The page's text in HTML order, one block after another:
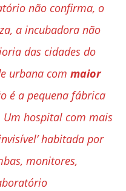
não confirma, o
a incubadora não
das cidades do
urbana com maior
é a pequena fábrica
hospital com mais
habitada por
monitores,